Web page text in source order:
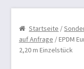
Teichbau
Startseite /
auf Anfrage / EPDM
2,20 m Einzelstück